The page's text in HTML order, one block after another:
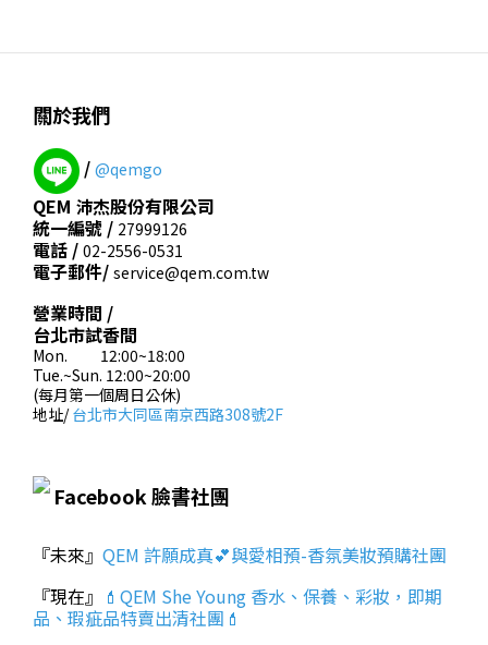
關於我們
/ @qemgo
QEM 沛杰股份有限公司
統一編號 / 27999126
電話 / 02-2556-0531
電子郵件/ service@qem.com.tw
營業時間 /
台北市試香間
Mon. 12:00~18:00
Tue.~Sun. 12:00~20:00
(每月第一個周日公休)
地址/台北市大同區南京西路308號2F
Facebook 臉書社團
『未來』 QEM 許願成真💕與愛相預-香氛美妝預購社團
『現在』 💄QEM She Young 香水、保養、彩妝，即期
品、瑕疵品特賣出清社團💄